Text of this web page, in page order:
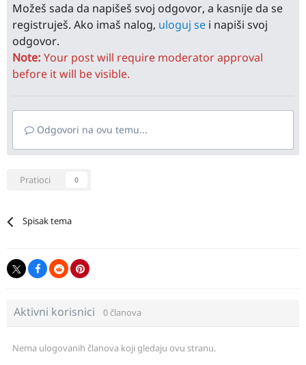
Možeš sada da napišeš svoj odgovor, a kasnije da se
registruješ. Ako imaš nalog, uloguj se i napiši svoj
odgovor.
Note: Your post will require moderator approval
before it will be visible.
Odgovori na ovu temu...
Pratioci 0
Spisak tema
Aktivni korisnici 0 članova
Nema ulogovanih članova koji gledaju ovu stranu.